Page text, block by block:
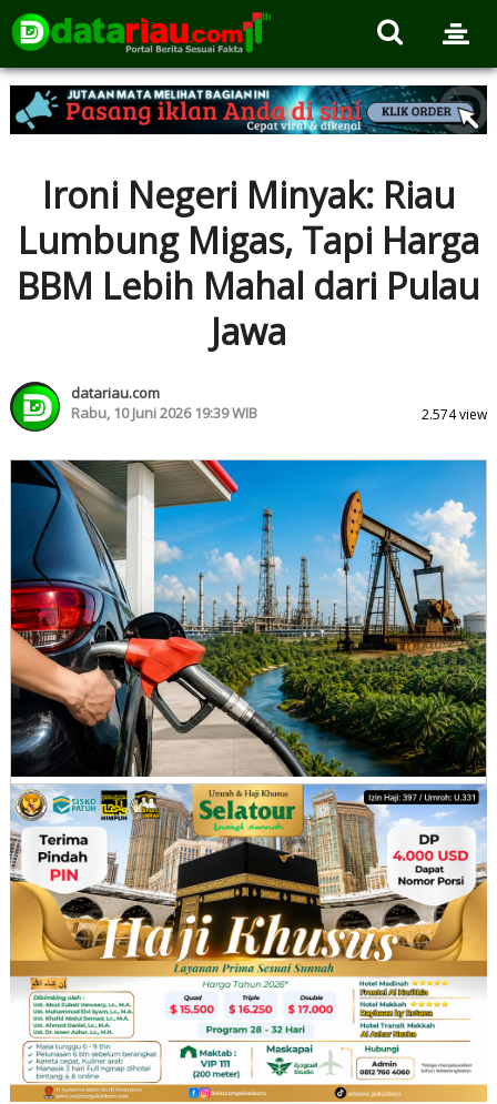
Ironi Negeri Minyak: Riau
Lumbung Migas, Tapi Harga
BBM Lebih Mahal dari Pulau
Jawa
datariau.com
Rabu, 10 Juni 2026 19:39 WIB
2.574 view